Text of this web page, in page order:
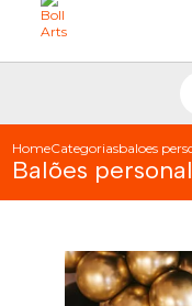
HomeCategoriasbaloes
Balões